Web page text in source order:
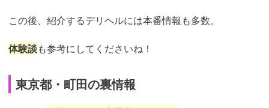
この後、紹介するデリヘルには本番情報も多数。
体験談も参考にしてくださいね！
東京都・町田の裏情報